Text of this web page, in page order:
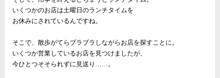
いくつかのお店は土曜日のランチタイムを
お休みにされているんですね。
そこで、散歩がてらブラブラしながらお店を探すことに。
いくつか営業しているお店を見つけましたが、
今ひとつそそられずに見送り……。